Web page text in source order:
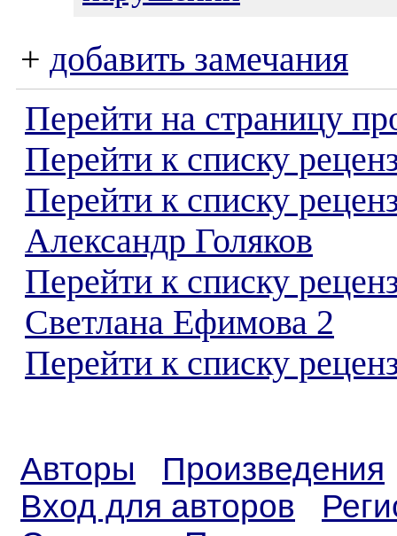
+ добавить замечания
Перейти на страницу
Перейти к списку
Перейти к списку
Александр Голяков
Перейти к списку
Светлана Ефимова 2
Перейти к списку
Авторы
Произведения
Вход для авторов